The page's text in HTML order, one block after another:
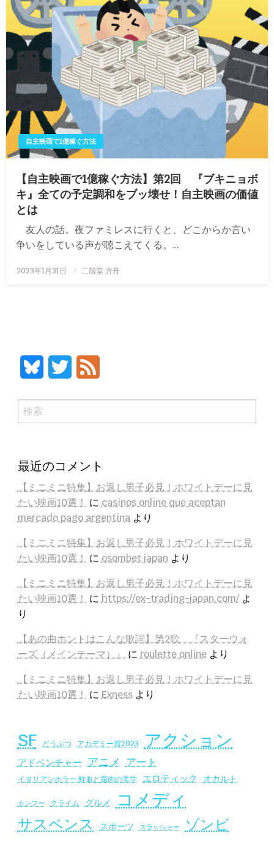
自主映画で1億稼ぐ方法
【自主映画で1億稼ぐ方法】第2回 『ブキニョボ
キ』全ての予定調和をブッ壊せ！自主映画の価値
とは
友人の話。夜ファミレスに行くと、どこからか言い
争いをしている声が聴こえてくる。…
投
2023年1月31日 二階堂 方舟
Bluesky Twitter
検
索
最近のコメント
【ミニミニ特集】お返し男子必見！ホワイトデーに見
たい映画10選！ に casinos online que aceptan
mercado pago argentinaより
【ミニミニ特集】お返し男子必見！ホワイトデーに見
たい映画10選！ に osombet japan より
【ミニミニ特集】お返し男子必見！ホワイトデーに見
たい映画10選！ に https://ex-trading-japan.com/よ
り
【あの曲ホントはこんな歌詞】第2歌 『スターウォ
ーズ（メインテーマ）』
に roulette onlineより
【ミニミニ特集】お返し男子必見！ホワイトデーに見
たい映画10選！ に Exnessより
SF どうぶつ アカデミー賞2023 アクション
アドベンチャー アニメ アート
イタリアンホラー 鮮血と腐肉の美学 エロティック オカルト
カンフー クライム グルメ コメディ
サスペンス スポーツ スラッシャー ゾンビ